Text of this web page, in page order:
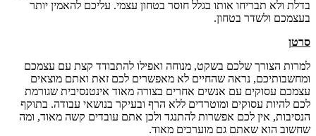
בדלת ולא תבריחו אותו בגלל חוסר בטחון עצמי. עליכם להאמין יותר
בעצמכם ולשדר בטחון.
סרטן
למרות הצורך שלכם בשקט, מנוחה ואפילו להתבודד קצת עם עצמכם
ומחשבותיכם, נראה שהחיים לא מאפשרים לכם זאת ואתם מוצאים
עצמכם עסוקים עם אנשים אחרים בצורה מאוד אינטנסיבית שגורמת
לכם להיות עסוקים ומוטרדים ללא הרף ובעיקר בנושאי עבודה. בתוקף
הנסיבות, אין לכם אפשרות להתנגד ולכן אתם עובדים קשה מאוד, ומה
שחשוב הוא שאתם גם מוערכים מאוד.